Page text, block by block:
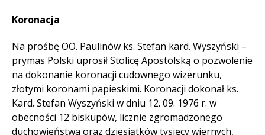
Koronacja
Na prośbę OO. Paulinów ks. Stefan kard. Wyszyński –
prymas Polski uprosił Stolicę Apostolską o pozwolenie
na dokonanie koronacji cudownego wizerunku,
złotymi koronami papieskimi. Koronacji dokonał ks.
Kard. Stefan Wyszyński w dniu 12. 09. 1976 r. w
obecności 12 biskupów, licznie zgromadzonego
duchowieństwa oraz dziesiątków tysięcy wiernych,